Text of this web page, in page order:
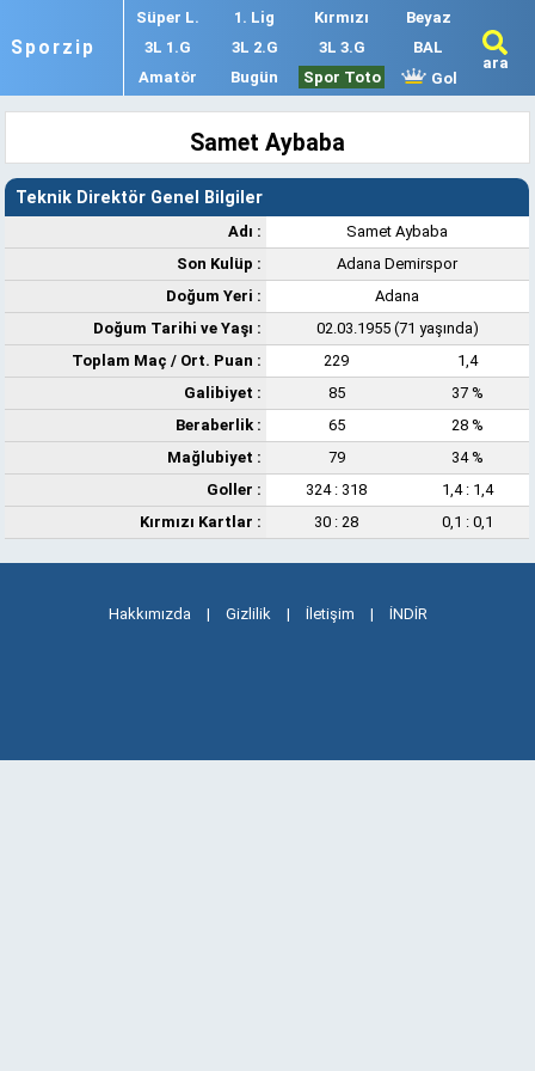
Sporzip
Süper L. 1. Lig Kırmızı
Beyaz
3L 1.G
3L 2.G 3L 3.G
BAL
Amatör
Bugün Spor Toto Gol
ara
Samet Aybaba
Teknik Direktör Genel Bilgiler
Adı :
Samet Aybaba
Son Kulüp :
Adana Demirspor
Doğum Yeri :
Adana
Doğum Tarihi ve Yaşı :
02.03.1955 (71 yaşında)
Toplam Maç / Ort. Puan : 229
1,4
Galibiyet :
85
37 %
Beraberlik :
65
28 %
Mağlubiyet :
79
34 %
Goller :
324 : 318
1,4 : 1,4
Kırmızı Kartlar :
30 : 28 0,1 : 0,1
Hakkımızda | Gizlilik | İletişim | İNDİR